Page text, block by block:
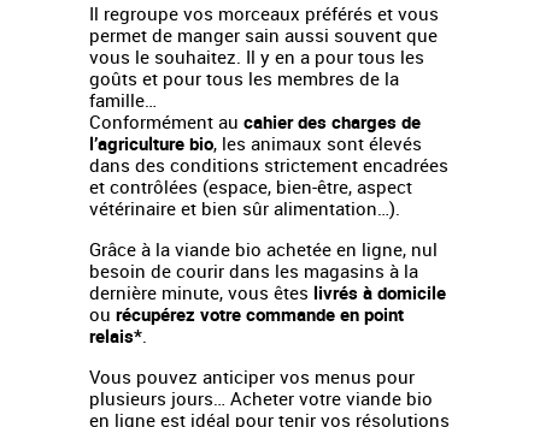
Il regroupe vos morceaux préférés et vous
permet de manger sain aussi souvent que
vous le souhaitez. Il y en a pour tous les
goûts et pour tous les membres de la
famille…
Conformément au cahier des charges de
l’agriculture bio, les animaux sont élevés
dans des conditions strictement encadrées
et contrôlées (espace, bien-être, aspect
vétérinaire et bien sûr alimentation…).
Grâce à la viande bio achetée en ligne, nul
besoin de courir dans les magasins à la
dernière minute, vous êtes livrés à domicile
ou récupérez votre commande en point
relais*.
Vous pouvez anticiper vos menus pour
plusieurs jours… Acheter votre viande bio
en ligne est idéal pour tenir vos résolutions